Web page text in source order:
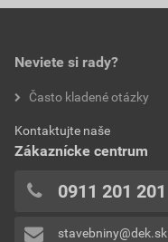
Neviete si rady?
Často kladené otázky
Kontaktujte naše
Zákaznícke centrum
0911 201 201
stavebniny@dek.sk